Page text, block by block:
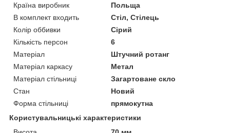
Країна виробник
Польща
В комплект входить
Стіл, Стілець
Колір оббивки
Сірий
Кількість персон
6
Матеріал
Штучний ротанг
Матеріал каркасу
Метал
Матеріал стільниці
Загартоване скло
Стан
Новий
Форма стільниці
прямокутна
Користувальницькі характеристики